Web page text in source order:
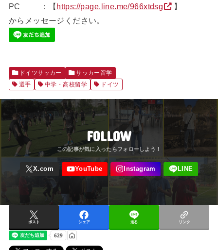
PC ：【https://page.line.me/966xtdsg
】
からメッセージください。
ドイツサッカー
サッカー留学
選手
中学・高校留学 ドイツ
FOLLOW
ポスト シェア 送る リンク